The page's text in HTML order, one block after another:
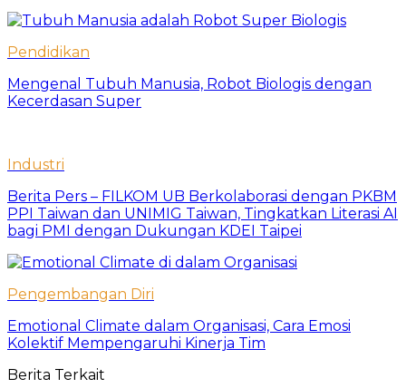
Pendidikan
Mengenal Tubuh Manusia, Robot Biologis dengan
Kecerdasan Super
Industri
Berita Pers – FILKOM UB Berkolaborasi dengan PKBM
PPI Taiwan dan UNIMIG Taiwan, Tingkatkan Literasi AI
bagi PMI dengan Dukungan KDEI Taipei
Pengembangan Diri
Emotional Climate dalam Organisasi, Cara Emosi
Kolektif Mempengaruhi Kinerja Tim
Berita Terkait